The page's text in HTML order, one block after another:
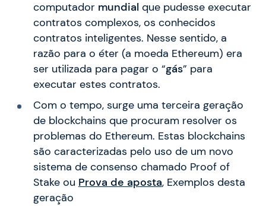
computador mundialque pudesse executar
contratos complexos, os conhecidos
contratos inteligentes. Nesse sentido, a
razão para o éter (a moeda Ethereum) era
ser utilizada para pagar o “gás” para
executar estes contratos.
Com o tempo, surge uma terceira geração
de blockchains que procuram resolver os
problemas do Ethereum. Estas blockchains
são caracterizadas pelo uso de um novo
sistema de consenso chamado Proof of
Stake ou Prova de aposta, Exemplos desta
geração